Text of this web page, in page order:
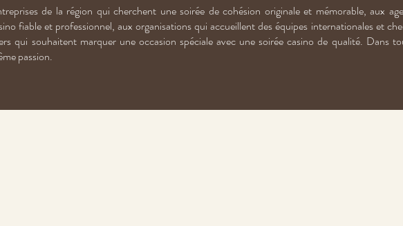
de la région qui cherchent une soirée de cohésion originale et mémorable, aux
fiable et professionnel, aux organisations qui accueillent des équipes internationales et
qui souhaitent marquer une occasion spéciale avec une soirée casino de qualité. Dans
passion.